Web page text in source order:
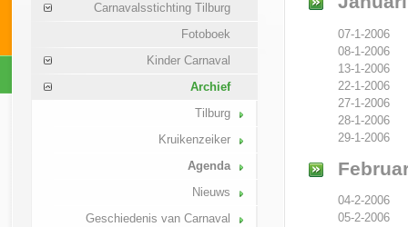
Carnavalsstichting Tilburg
Fotoboek
Kinder Carnaval
Archief
Tilburg
Kruikenzeiker
Agenda
Nieuws
Geschiedenis van Carnaval
07-1-2006
08-1-2006
13-1-2006
22-1-2006
27-1-2006
28-1-2006
29-1-2006
04-2-2006
05-2-2006